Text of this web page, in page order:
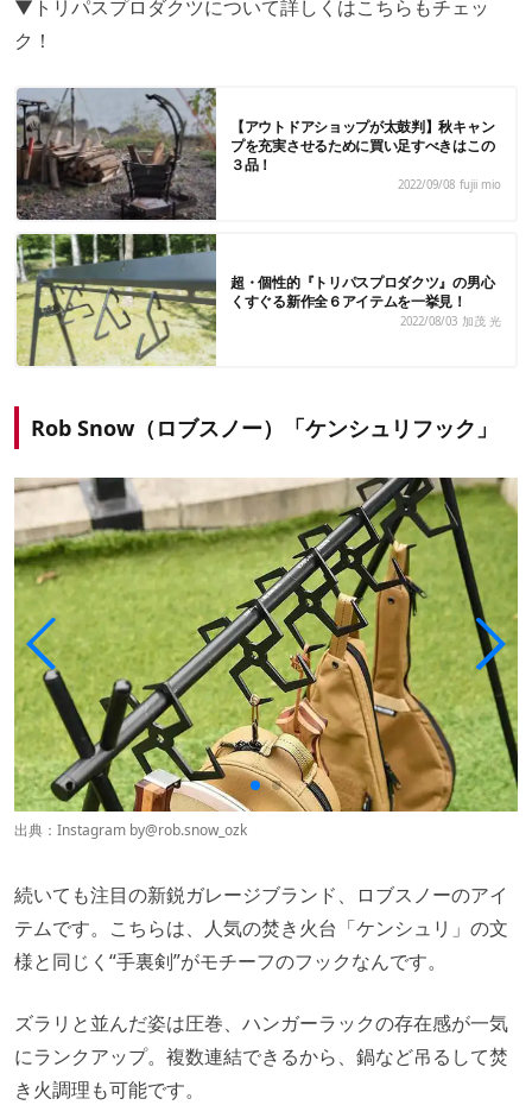
▼トリパスプロダクツについて詳しくはこちらもチェッ
ク！
【アウトドアショップが太鼓判】秋キャン
プを充実させるために買い足すべきはこの
３品！
2022/09/08 fujii mio
超・個性的『トリパスプロダクツ』の男心
くすぐる新作全６アイテムを一挙見！
2022/08/03 加茂 光
Rob Snow（ロブスノー）「ケンシュリフック」
出典：Instagram by@rob.snow_ozk
続いても注目の新鋭ガレージブランド、ロブスノーのアイ
テムです。こちらは、人気の焚き火台「ケンシュリ」の文
様と同じく“手裏剣”がモチーフのフックなんです。
ズラリと並んだ姿は圧巻、ハンガーラックの存在感が一気
にランクアップ。複数連結できるから、鍋など吊るして焚
き火調理も可能です。